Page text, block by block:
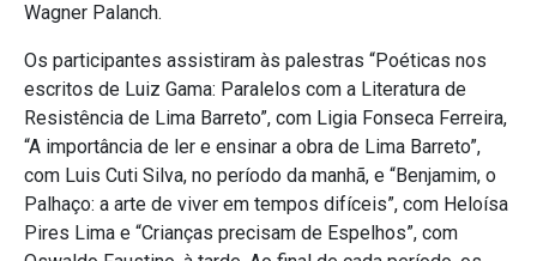
Wagner Palanch.
Os participantes assistiram às palestras “Poéticas nos
escritos de Luiz Gama: Paralelos com a Literatura de
Resistência de Lima Barreto”, com Ligia Fonseca Ferreira,
“A importância de ler e ensinar a obra de Lima Barreto”,
com Luis Cuti Silva, no período da manhã, e “Benjamim, o
Palhaço: a arte de viver em tempos difíceis”, com Heloísa
Pires Lima e “Crianças precisam de Espelhos”, com